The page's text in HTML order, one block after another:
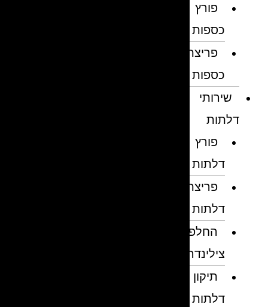
פורץ
כספות
פריצת
כספות
שירותי
דלתות
פורץ
דלתות
פריצת
דלתות
החלפת
צילינדרים
תיקון
דלתות